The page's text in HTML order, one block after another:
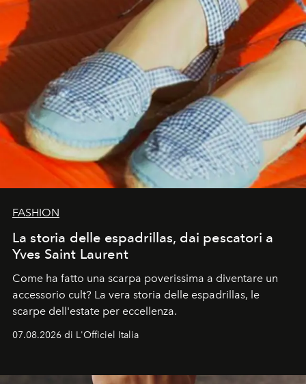
FASHION
La storia delle espadrillas, dai pescatori a
Yves Saint Laurent
Come ha fatto una scarpa poverissima a diventare un
accessorio cult? La vera storia delle espadrillas, le
scarpe dell'estate per eccellenza.
07.08.2026 di L'Officiel Italia